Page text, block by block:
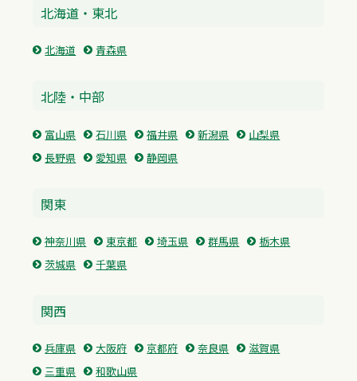
北海道・東北
北海道 青森県
北陸・中部
富山県 石川県 福井県 新潟県
山梨県
長野県
愛知県 静岡県
関東
神奈川県 東京都 埼玉県 群馬県
栃木県
茨城県
千葉県
関西
兵庫県 大阪府 京都府 奈良県
滋賀県
三重県
和歌山県